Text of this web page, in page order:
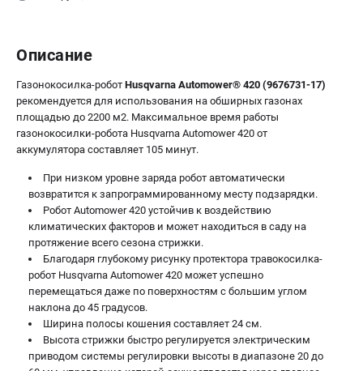
Описание
Газонокосилка-робот Husqvarna Automower® 420 (9676731-17)
рекомендуется для использования на обширных газонах
площадью до 2200 м2. Максимальное время работы
газонокосилки-робота Husqvarna Automower 420 от
аккумулятора составляет 105 минут.
При низком уровне заряда робот автоматически
возвратится к запрограммированному месту подзарядки.
Робот Automower 420 устойчив к воздействию
климатических факторов и может находиться в саду на
протяжение всего сезона стрижки.
Благодаря глубокому рисунку протектора травокосилка-
робот Husqvarna Automower 420 может успешно
перемещаться даже по поверхностям с большим углом
наклона до 45 градусов.
Ширина полосы кошения составляет 24 см.
Высота стрижки быстро регулируется электрическим
приводом системы регулировки высоты в диапазоне 20 до